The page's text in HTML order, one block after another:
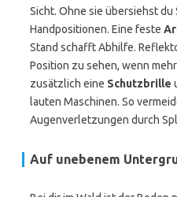
Sicht. Ohne sie übersiehst
Handpositionen. Eine feste
Stand schafft Abhilfe.
Position zu sehen, wenn
zusätzlich eine Schutzbrille
lauten Maschinen. So
Augenverletzungen durch
Auf unebenem